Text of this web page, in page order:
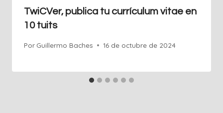
TwiCVer, publica tu currículum vitae en
10 tuits
Por Guillermo Baches 16 de octubre de 2024